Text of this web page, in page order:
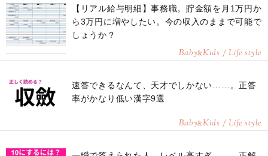
【リアル給与明細】事務職。貯金額を月1万円か
ら3万円に増やしたい。今の収入のままで可能で
しょうか？
Baby&Kids / Life style
速答できるなんて、天才でしかない……。正答
率がかなり低い漢字9選
Baby&Kids / Life style